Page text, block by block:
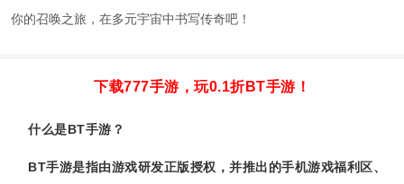
你的召唤之旅，在多元宇宙中书写传奇吧！
下载777手游，玩0.1折BT手游！
什么是BT手游？
BT手游是指由游戏研发正版授权，并推出的手机游戏福利区、